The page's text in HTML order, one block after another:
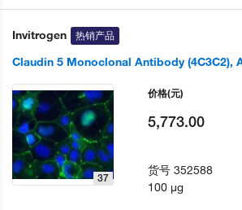
Invitrogen 热销产品
Claudin 5 Monoclonal Antibody (4C3C2),
37
价格(元)
5,773.00
货号352588
100 µg